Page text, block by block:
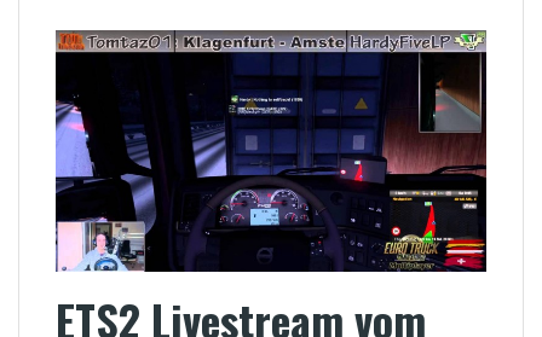
ETS2 Livestream vom